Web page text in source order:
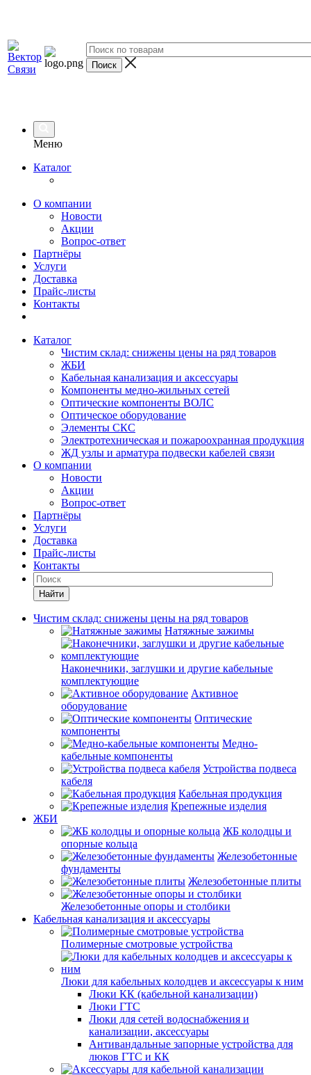
Меню
Каталог
О компании
Новости
Акции
Вопрос-ответ
Партнёры
Услуги
Доставка
Прайс-листы
Контакты
Каталог
Чистим склад: снижены цены на ряд товаров
ЖБИ
Кабельная канализация и аксессуары
Компоненты медно-жильных сетей
Оптические компоненты ВОЛС
Оптическое оборудование
Элементы СКС
Электротехническая и пожароохранная продукция
ЖД узлы и арматура подвески кабелей связи
О компании
Новости
Акции
Вопрос-ответ
Партнёры
Услуги
Доставка
Прайс-листы
Контакты
Найти
Чистим склад: снижены цены на ряд товаров
Натяжные зажимы
Наконечники, заглушки и другие кабельные
комплектующие
Активное
оборудование
Оптические
компоненты
Медно-
кабельные компоненты
Устройства подвеса
кабеля
Кабельная продукция
Крепежные изделия
ЖБИ
ЖБ колодцы и
опорные кольца
Железобетонные
фундаменты
Железобетонные плиты
Железобетонные опоры и столбики
Кабельная канализация и аксессуары
Полимерные смотровые устройства
Люки для кабельных колодцев и аксессуары к ним
Люки КК (кабельной канализации)
Люки ГТС
Люки для сетей водоснабжения и
канализации, аксессуары
Антивандальные запорные устройства для
люков ГТС и КК